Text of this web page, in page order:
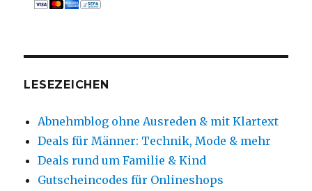
LESEZEICHEN
Abnehmblog ohne Ausreden & mit Klartext
Deals für Männer: Technik, Mode & mehr
Deals rund um Familie & Kind
Gutscheincodes für Onlineshops